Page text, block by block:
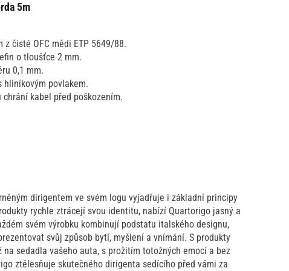
5m
čisté OFC mědi ETP 5649/88.
o tloušťce 2 mm.
0,1 mm.
povlakem.
kabel před poškozením.
dirigentem ve svém logu vyjadřuje i základní principy
rychle ztrácejí svou identitu, nabízí Quartorigo jasný a
svém výrobku kombinují podstatu italského designu,
svůj způsob bytí, myšlení a vnímání. S produkty
sedadla vašeho auta, s prožitím totožných emocí a bez
ztělesňuje skutečného dirigenta sedícího před vámi za